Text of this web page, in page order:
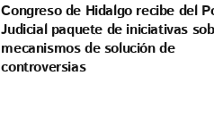
Congreso de Hidalgo recibe del
Judicial paquete de iniciativas
mecanismos de solución de
controversias